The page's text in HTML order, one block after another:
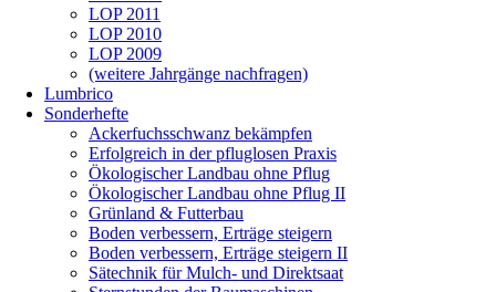
LOP 2011
LOP 2010
LOP 2009
(weitere Jahrgänge nachfragen)
Lumbrico
Sonderhefte
Ackerfuchsschwanz bekämpfen
Erfolgreich in der pfluglosen Praxis
Ökologischer Landbau ohne Pflug
Ökologischer Landbau ohne Pflug II
Grünland & Futterbau
Boden verbessern, Erträge steigern
Boden verbessern, Erträge steigern II
Sätechnik für Mulch- und Direktsaat